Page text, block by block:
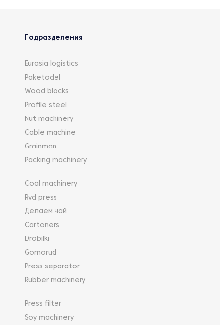
Подразделения
Eurasia logistics
Paketodel
Wood blocks
Profile steel
Nut machinery
Cable machine
Grainman
Packing machinery
Coal machinery
Rvd press
Делаем чай
Cartoners
Drobilki
Gornorud
Press separator
Rubber machinery
Press filter
Soy machinery